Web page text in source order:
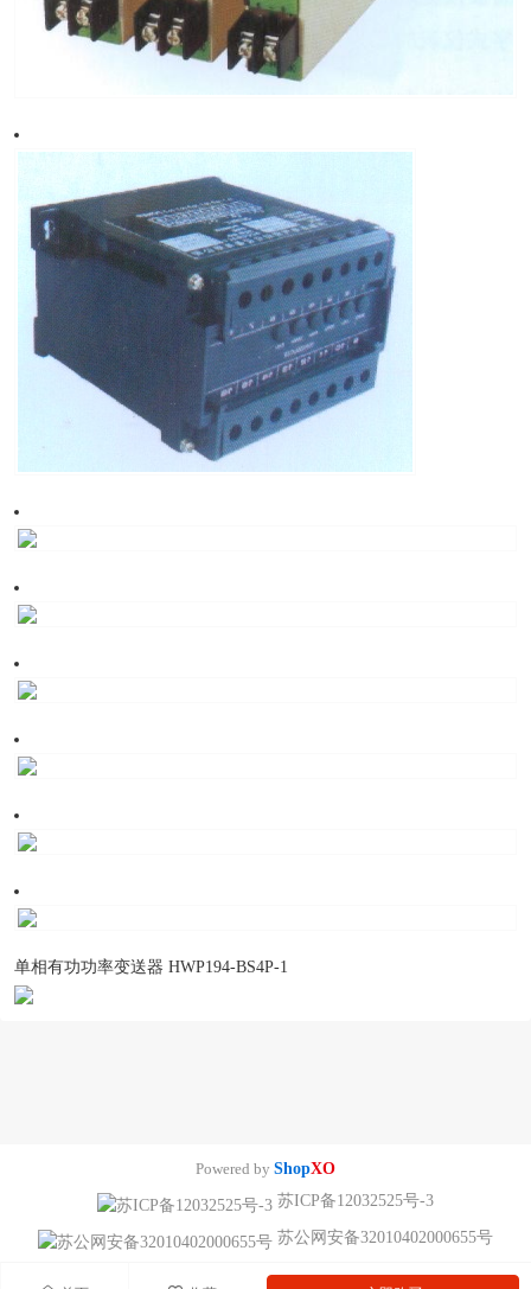
单相有功功率变送器 HWP194-BS4P-1
Powered by ShopXO
苏ICP备12032525号-3
苏公网安备32010402000655号